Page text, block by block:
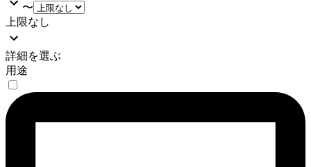
〜
上限なし
詳細を選ぶ
用途